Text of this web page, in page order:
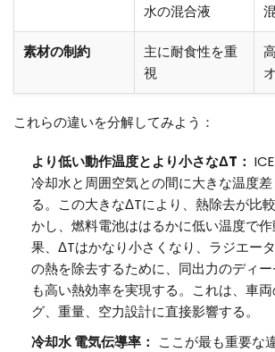
水の混合液
素材の制約
主に耐食性を重
視
これらの違いを分解してみよう：
より低い動作温度とより小さなΔT：
冷却水と周囲空気との間に大きな温度
る。この大きなΔTにより、熱除去が比
かし、燃料電池ははるかに低い温度で
果、ΔTはかなり小さくなり、ラジエー
の熱を除去するために、同出力のディ
も高い熱効率を実現する。これは、車
グ、重量、空力設計に直接影響する。
冷却水電気伝導率： ここが最も重要な